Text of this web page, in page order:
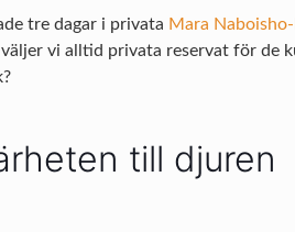
tre dagar i privata Mara
väljer vi alltid privata reservat för de
till djuren